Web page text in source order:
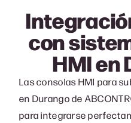
con
HMI en
Las consolas HMI para
en Durango de
para integrarse